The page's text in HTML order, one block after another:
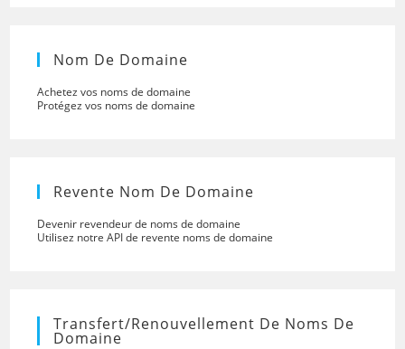
Nom De Domaine
Achetez vos noms de domaine
Protégez vos noms de domaine
Revente Nom De Domaine
Devenir revendeur de noms de domaine
Utilisez notre API de revente noms de domaine
Transfert/renouvellement De Noms De
Domaine